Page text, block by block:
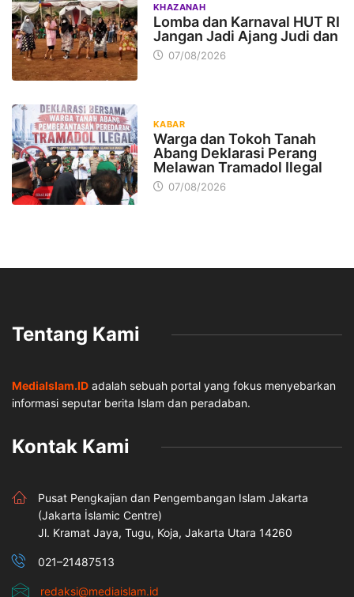
KHAZANAH
Lomba dan Karnaval HUT RI
Jangan Jadi Ajang Judi dan
07/08/2026
KABAR
Warga dan Tokoh Tanah
Abang Deklarasi Perang
Melawan Tramadol Ilegal
07/08/2026
Tentang Kami
MediaIslam.ID adalah sebuah portal yang fokus menyebarkan
informasi seputar berita Islam dan peradaban.
Kontak Kami
Pusat Pengkajian dan Pengembangan Islam Jakarta
(Jakarta İslamic Centre)
Jl. Kramat Jaya, Tugu, Koja, Jakarta Utara 14260
021–21487513
redaksi@mediaislam.id